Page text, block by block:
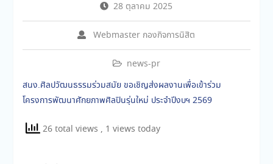
28 ตุลาคม 2025
Webmaster กองกิจการนิสิต
news-pr
สนง.ศิลปวัฒนธรรมร่วมสมัย ขอเชิญส่งผลงานเพื่อเข้าร่วม
โครงการพัฒนาศักยภาพศิลปินรุ่นใหม่ ประจำปีงบฯ 2569
26 total views , 1 views today